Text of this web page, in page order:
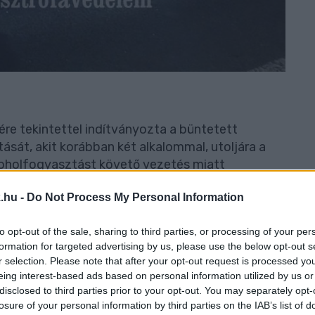
- Do Not Process My Personal Information
opt-out of the sale, sharing to third parties, or processing of your
for targeted advertising by us, please use the below opt-out
selection. Please note that after your opt-out request is processed
interest-based ads based on personal information utilized by us
to third parties prior to your opt-out. You may separately
of your personal information by third parties on the IAB’s list of
tekintettel indítványozta a büntetett
akit korábban két alkalommal, utoljára a
követő vezetés miatt
hétfőn az ügyészi indítvánnyal egyezően
letartóztatását.